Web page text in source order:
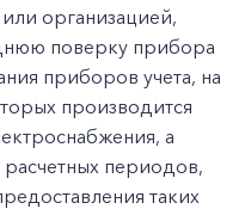
организацией,
поверку прибора
приборов учета, на
производится
а
расчетных периодов,
таких